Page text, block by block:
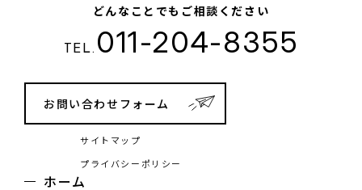
どんなことでもご相談ください
TEL. 011-204-8355
お問い合わせフォーム
サイトマップ
プライバシーポリシー
ホーム